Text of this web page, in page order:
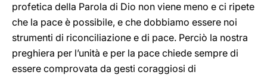
profetica della Parola di Dio non viene meno e ci ripete
che la pace è possibile, e che dobbiamo essere noi
strumenti di riconciliazione e di pace. Perciò la nostra
preghiera per l’unità e per la pace chiede sempre di
essere comprovata da gesti coraggiosi di